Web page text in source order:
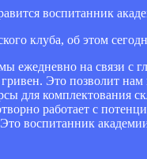
воспитанник
клуба, об этом
ежедневно на связи
Это позволит
для комплектования
работает с
воспитанник